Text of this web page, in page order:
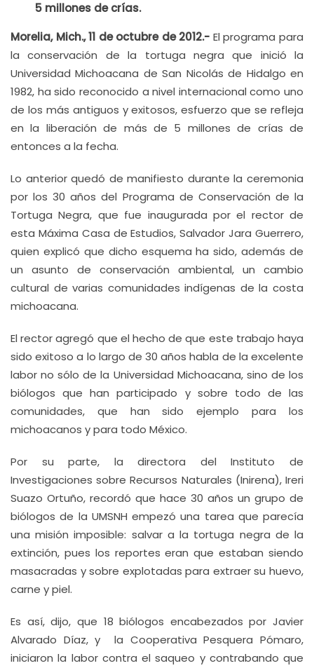
5 millones de crías.
Morelia, Mich., 11 de octubre de 2012.- El programa para
la conservación de la tortuga negra que inició la
Universidad Michoacana de San Nicolás de Hidalgo en
1982, ha sido reconocido a nivel internacional como uno
de los más antiguos y exitosos, esfuerzo que se refleja
en la liberación de más de 5 millones de crías de
entonces a la fecha.
Lo anterior quedó de manifiesto durante la ceremonia
por los 30 años del Programa de Conservación de la
Tortuga Negra, que fue inaugurada por el rector de
esta Máxima Casa de Estudios, Salvador Jara Guerrero,
quien explicó que dicho esquema ha sido, además de
un asunto de conservación ambiental, un cambio
cultural de varias comunidades indígenas de la costa
michoacana.
El rector agregó que el hecho de que este trabajo haya
sido exitoso a lo largo de 30 años habla de la excelente
labor no sólo de la Universidad Michoacana, sino de los
biólogos que han participado y sobre todo de las
comunidades, que han sido ejemplo para los
michoacanos y para todo México.
Por su parte, la directora del Instituto de
Investigaciones sobre Recursos Naturales (Inirena), Ireri
Suazo Ortuño, recordó que hace 30 años un grupo de
biólogos de la UMSNH empezó una tarea que parecía
una misión imposible: salvar a la tortuga negra de la
extinción, pues los reportes eran que estaban siendo
masacradas y sobre explotadas para extraer su huevo,
carne y piel.
Es así, dijo, que 18 biólogos encabezados por Javier
Alvarado Díaz, y la Cooperativa Pesquera Pómaro,
iniciaron la labor contra el saqueo y contrabando que